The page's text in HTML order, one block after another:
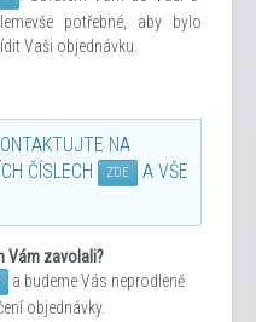
vše potřebné, aby bylo
Vaši objednávku.
NA
ČÍSLECH
ZDE
A VŠE
Vám zavolali?
a budeme Vás neprodleně
objednávky.